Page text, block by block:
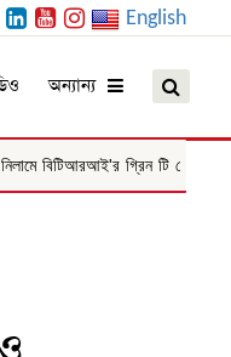
English
বিটিআরআই'র গ্রিন টি রেকর্ড ২৭৯০
অন্যান্য